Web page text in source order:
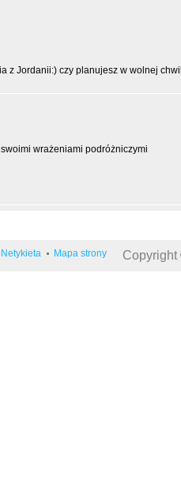
z Jordanii:) czy planujesz w wolnej
wrażeniami podróżniczymi
Mapa strony